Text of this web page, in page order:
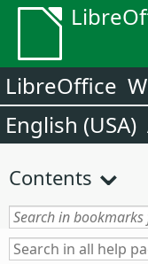
LibreOffice
English (USA)
Contents